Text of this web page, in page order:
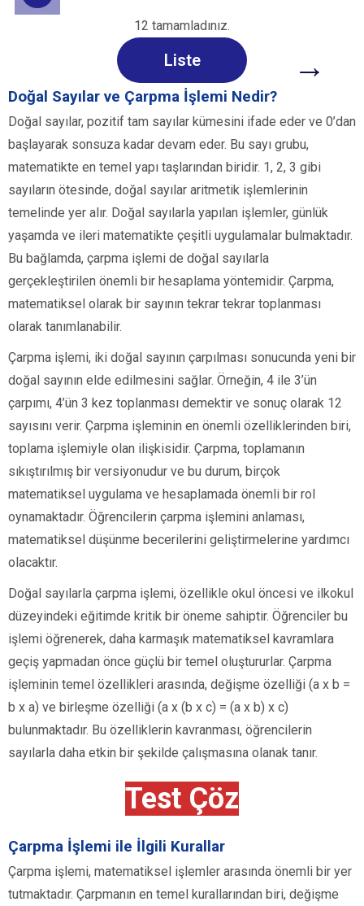
12 tamamladınız.
Liste →
Doğal Sayılar ve Çarpma İşlemi Nedir?
Doğal sayılar, pozitif tam sayılar kümesini ifade eder ve 0’dan
başlayarak sonsuza kadar devam eder. Bu sayı grubu,
matematikte en temel yapı taşlarından biridir. 1, 2, 3 gibi
sayıların ötesinde, doğal sayılar aritmetik işlemlerinin
temelinde yer alır. Doğal sayılarla yapılan işlemler, günlük
yaşamda ve ileri matematikte çeşitli uygulamalar bulmaktadır.
Bu bağlamda, çarpma işlemi de doğal sayılarla
gerçekleştirilen önemli bir hesaplama yöntemidir. Çarpma,
matematiksel olarak bir sayının tekrar tekrar toplanması
olarak tanımlanabilir.
Çarpma işlemi, iki doğal sayının çarpılması sonucunda yeni bir
doğal sayının elde edilmesini sağlar. Örneğin, 4 ile 3’ün
çarpımı, 4’ün 3 kez toplanması demektir ve sonuç olarak 12
sayısını verir. Çarpma işleminin en önemli özelliklerinden biri,
toplama işlemiyle olan ilişkisidir. Çarpma, toplamanın
sıkıştırılmış bir versiyonudur ve bu durum, birçok
matematiksel uygulama ve hesaplamada önemli bir rol
oynamaktadır. Öğrencilerin çarpma işlemini anlaması,
matematiksel düşünme becerilerini geliştirmelerine yardımcı
olacaktır.
Doğal sayılarla çarpma işlemi, özellikle okul öncesi ve ilkokul
düzeyindeki eğitimde kritik bir öneme sahiptir. Öğrenciler bu
işlemi öğrenerek, daha karmaşık matematiksel kavramlara
geçiş yapmadan önce güçlü bir temel oluştururlar. Çarpma
işleminin temel özellikleri arasında, değişme özelliği (a x b =
b x a) ve birleşme özelliği (a x (b x c) = (a x b) x c)
bulunmaktadır. Bu özelliklerin kavranması, öğrencilerin
sayılarla daha etkin bir şekilde çalışmasına olanak tanır.
Test Çöz
Çarpma İşlemi ile İlgili Kurallar
Çarpma işlemi, matematiksel işlemler arasında önemli bir yer
tutmaktadır. Çarpmanın en temel kurallarından biri, değişme